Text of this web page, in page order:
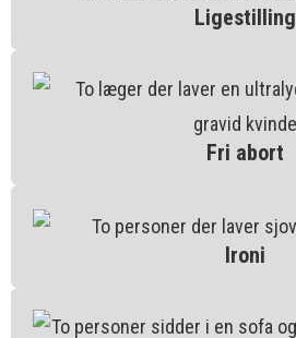
Ligestilling
Fri abort
Ironi